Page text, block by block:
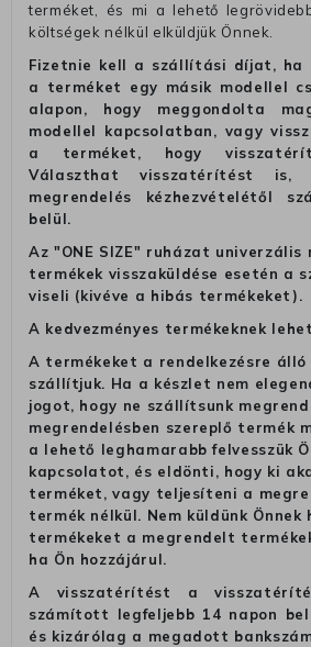
terméket, és mi a lehető
költségek nélkül elküldjük Önnek.
Fizetnie kell a szállítási díjat, ha
a terméket egy másik modellel
alapon, hogy meggondolta
modellel kapcsolatban, vagy
a terméket, hogy
Választhat visszatérítést is,
megrendelés kézhezvételétől
belül.
Az "ONE SIZE" ruházat
termékek visszaküldése esetén a
viseli (kivéve a hibás termékeket).
A kedvezményes termékeknek
A termékeket a rendelkezésre
szállítjuk. Ha a készlet nem
jogot, hogy ne szállítsunk
megrendelésben szereplő termék
a lehető leghamarabb felvesszük
kapcsolatot, és eldönti, hogy ki
terméket, vagy teljesíteni a
termék nélkül. Nem küldünk Önnek
termékeket a megrendelt
ha Ön hozzájárul.
A visszatérítést a
számított legfeljebb 14 napon
és kizárólag a megadott